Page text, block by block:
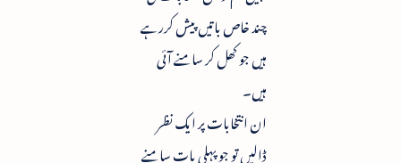
چند خاص باتیں پیش کررہے
ہیں جو کھل کر سامنے آئی
ہیں۔
ان انتخابات پر ایک نظر
ڈالیں تو جو پہلی بات سامنے